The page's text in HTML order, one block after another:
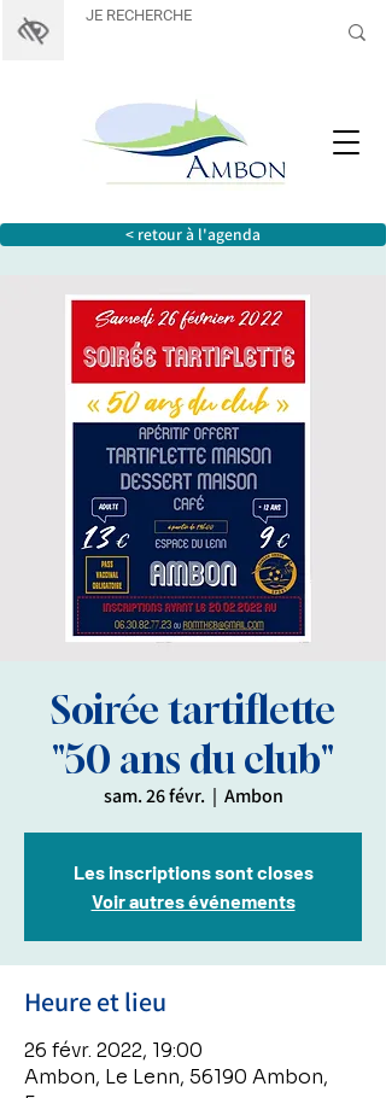
< retour à l'agenda
Soirée tartiflette
"50 ans du club"
sam. 26 févr.
  |
Ambon
Les inscriptions sont closes
Voir autres événements
Heure et lieu
26 févr. 2022, 19:00
Ambon, Le Lenn, 56190 Ambon,